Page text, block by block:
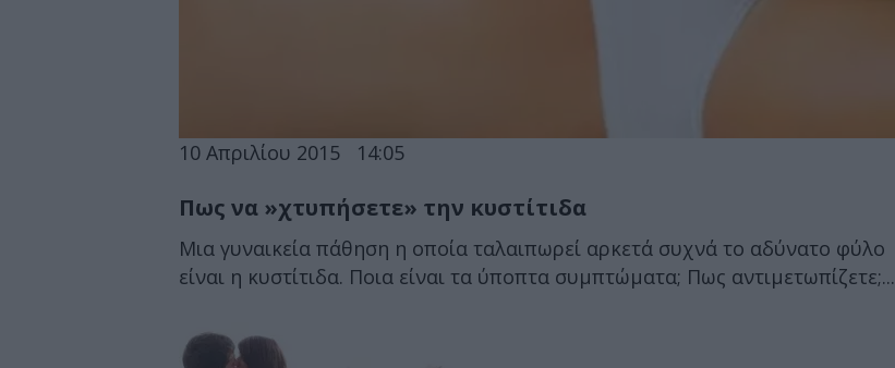
10 Απριλίου 2015 14:05
Πως να »χτυπήσετε» την κυστίτιδα
Μια γυναικεία πάθηση η οποία ταλαιπωρεί αρκετά συχνά το αδύνατο φύλο
είναι η κυστίτιδα. Ποια είναι τα ύποπτα συμπτώματα; Πως αντιμετωπίζετε;...